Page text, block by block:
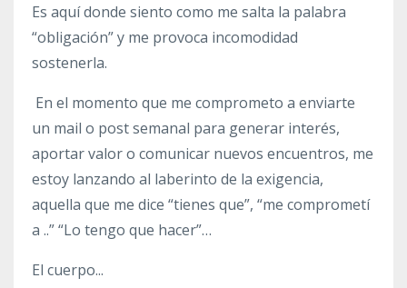
Es aquí donde siento como me salta la palabra
“obligación” y me provoca incomodidad
sostenerla.
En el momento que me comprometo a enviarte
un mail o post semanal para generar interés,
aportar valor o comunicar nuevos encuentros, me
estoy lanzando al laberinto de la exigencia,
aquella que me dice “tienes que”, “me comprometí
a ..” “Lo tengo que hacer”…
El cuerpo...